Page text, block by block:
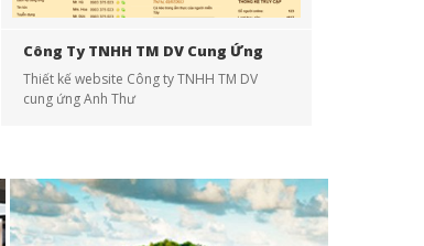
Công Ty TNHH TM DV Cung Ứng
Anh Thư
Thiết kế website Công ty TNHH TM DV
cung ứng Anh Thư